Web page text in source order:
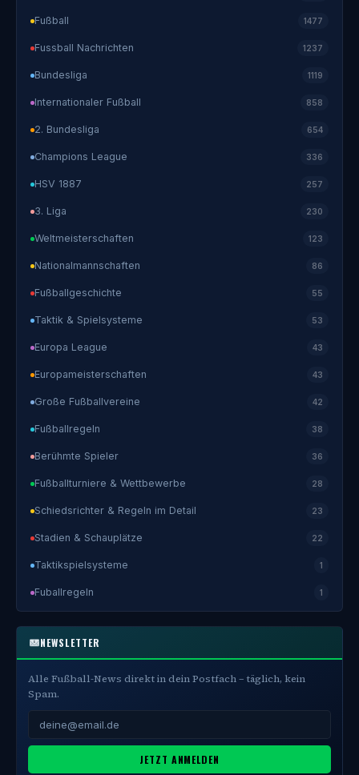
Fußball 1477
Fussball Nachrichten 1237
Bundesliga 1119
Internationaler Fußball 858
2. Bundesliga 654
Champions League 336
HSV 1887 257
3. Liga 230
Weltmeisterschaften 123
Nationalmannschaften 86
Fußballgeschichte 55
Taktik & Spielsysteme 53
Europa League 43
Europameisterschaften 43
Große Fußballvereine 42
Fußballregeln 38
Berühmte Spieler 36
Fußballturniere & Wettbewerbe 28
Schiedsrichter & Regeln im Detail 23
Stadien & Schauplätze 22
Taktikspielsysteme 1
Fuballregeln 1
NEWSLETTER
Alle Fußball-News direkt in dein Postfach – täglich, kein
Spam.
JETZT ANMELDEN